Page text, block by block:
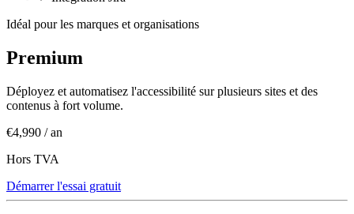
Idéal pour les marques et organisations
Premium
Déployez et automatisez l'accessibilité sur plusieurs sites et des
contenus à fort volume.
€4,990 / an
Hors TVA
Démarrer l'essai gratuit